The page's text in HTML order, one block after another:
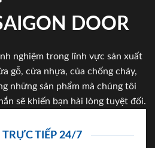
DOOR
nghiệm trong lĩnh vực sản xuất
gỗ, cửa nhựa, của chống cháy,
những sản phẩm mà chúng tôi
sẽ khiến bạn hài lòng tuyệt đối.
TIẾP 24/7